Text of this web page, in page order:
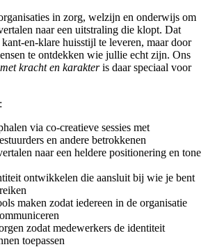
in zorg, welzijn en onderwijs om
naar een uitstraling die klopt. Dat
en-klare huisstijl te leveren, maar door
te ontdekken wie jullie echt zijn. Ons
kracht en karakteris daar speciaal voor
via co-creatieve sessies met
en andere betrokkenen
naar een heldere positionering en tone
ontwikkelen die aansluit bij wie je bent
maken zodat iedereen in de organisatie
zodat medewerkers de identiteit
toepassen